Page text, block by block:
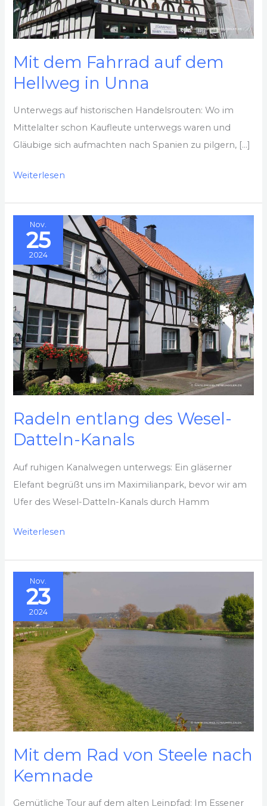
Mit dem Fahrrad auf dem
Hellweg in Unna
Unterwegs auf historischen Handelsrouten: Wo im
Mittelalter schon Kaufleute unterwegs waren und
Gläubige sich aufmachten nach Spanien zu pilgern, […]
Mit
dem
Hellweg
in
Unna
Weiterlesen
Nov.
25
2024
Radeln entlang des Wesel-
Datteln-Kanals
Auf ruhigen Kanalwegen unterwegs: Ein gläserner
Elefant begrüßt uns im Maximilianpark, bevor wir am
Ufer des Wesel-Datteln-Kanals durch Hamm
Radeln
Wesel-
Datteln-
Kanals
Weiterlesen
Nov.
23
2024
Mit dem Rad von Steele nach
Kemnade
Gemütliche Tour auf dem alten Leinpfad: Im Essener